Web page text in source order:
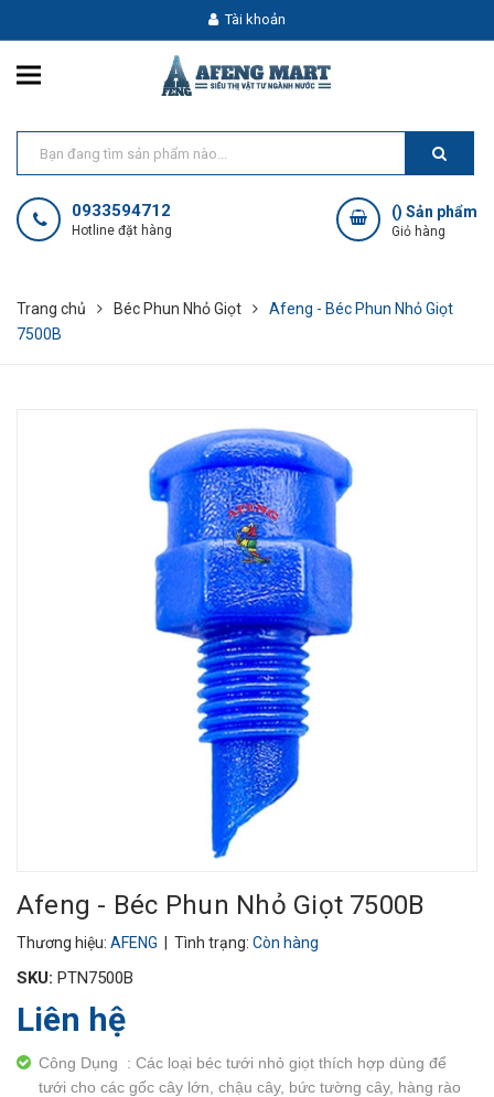
Tài khoản
0933594712
Hotline đặt hàng
() Sản phẩm
Giỏ hàng
Trang chủ Béc Phun Nhỏ Giọt
Afeng - Béc Phun Nhỏ Giọt
7500B
Afeng - Béc Phun Nhỏ Giọt 7500B
Thương hiệu: AFENG | Tình trạng: Còn hàng
SKU: PTN7500B
Liên hệ
Công Dụng : Các loại béc tưới nhỏ giọt thích hợp dùng để
tưới cho các gốc cây lớn, chậu cây, bức tường cây, hàng rào